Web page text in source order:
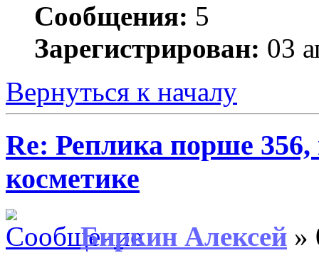
Сообщения: 5
Зарегистрирован: 03
Вернуться к началу
Re: Реплика порше 356,
косметике
Биркин Алексей »